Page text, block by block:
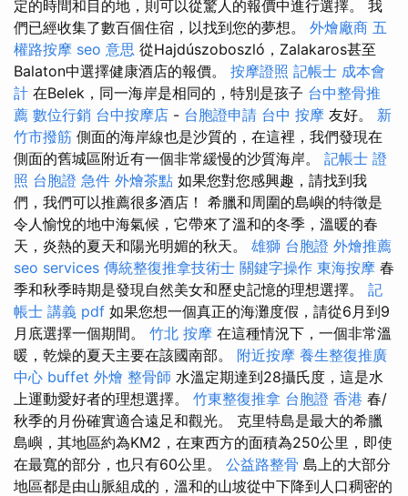
定的時間和目的地，則可以從驚人的報價中進行選擇。 我
們已經收集了數百個住宿，以找到您的夢想。 外燴廠商 五
權路按摩 seo 意思 從Hajdúszoboszló，Zalakaros甚至
Balaton中選擇健康酒店的報價。 按摩證照 記帳士 成本會
計 在Belek，同一海岸是相同的，特別是孩子 台中整骨推
薦 數位行銷 台中按摩店 - 台胞證申請 台中 按摩 友好。 新
竹市撥筋 側面的海岸線也是沙質的，在這裡，我們發現在
側面的舊城區附近有一個非常緩慢的沙質海岸。 記帳士 證
照 台胞證 急件 外燴茶點 如果您對您感興趣，請找到我
們，我們可以推薦很多酒店！ 希臘和周圍的島嶼的特徵是
令人愉悅的地中海氣候，它帶來了溫和的冬季，溫暖的春
天，炎熱的夏天和陽光明媚的秋天。 雄獅 台胞證 外燴推薦
seo services 傳統整復推拿技術士 關鍵字操作 東海按摩 春
季和秋季時期是發現自然美女和歷史記憶的理想選擇。 記
帳士 講義 pdf 如果您想一個真正的海灘度假，請從6月到9
月底選擇一個期間。 竹北 按摩 在這種情況下，一個非常溫
暖，乾燥的夏天主要在該國南部。 附近按摩 養生整復推廣
中心 buffet 外燴 整骨師 水溫定期達到28攝氏度，這是水
上運動愛好者的理想選擇。 竹東整復推拿 台胞證 香港 春/
秋季的月份確實適合遠足和觀光。 克里特島是最大的希臘
島嶼，其地區約為KM2，在東西方的面積為250公里，即使
在最寬的部分，也只有60公里。 公益路整骨 島上的大部分
地區都是由山脈組成的，溫和的山坡從中下降到人口稠密的